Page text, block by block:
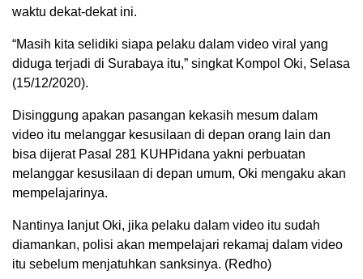
waktu dekat-dekat ini.
“Masih kita selidiki siapa pelaku dalam video viral yang
diduga terjadi di Surabaya itu,” singkat Kompol Oki, Selasa
(15/12/2020).
Disinggung apakan pasangan kekasih mesum dalam
video itu melanggar kesusilaan di depan orang lain dan
bisa dijerat Pasal 281 KUHPidana yakni perbuatan
melanggar kesusilaan di depan umum, Oki mengaku akan
mempelajarinya.
Nantinya lanjut Oki, jika pelaku dalam video itu sudah
diamankan, polisi akan mempelajari rekamaj dalam video
itu sebelum menjatuhkan sanksinya. (Redho)